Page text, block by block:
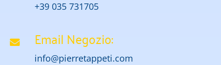
+39 035 731705
Email Negozio:
info@pierretappeti.com